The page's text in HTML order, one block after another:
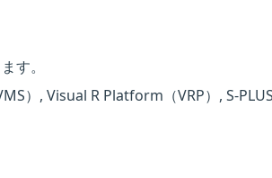
す。
）, Visual R Platform（VRP）, S-